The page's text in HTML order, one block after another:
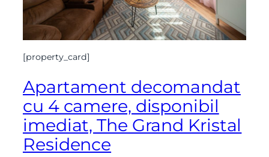
[property_card]
Apartament decomandat
cu 4 camere, disponibil
imediat, The Grand Kristal
Residence